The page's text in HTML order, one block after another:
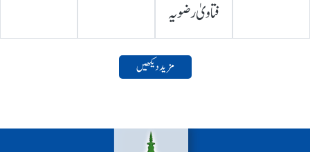
فتاویٰ رضویہ
مزید دیکھیں